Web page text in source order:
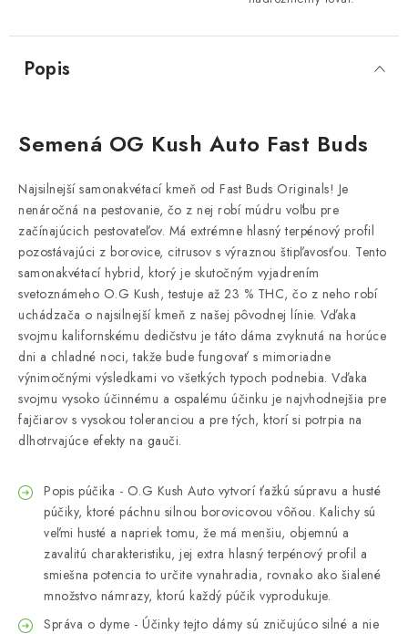
Popis
Semená OG Kush Auto Fast Buds
Najsilnejší samonakvétací kmeň od Fast Buds Originals! Je
nenáročná na pestovanie, čo z nej robí múdru voľbu pre
začínajúcich pestovateľov. Má extrémne hlasný terpénový profil
pozostávajúci z borovice, citrusov s výraznou štipľavosťou. Tento
samonakvétací hybrid, ktorý je skutočným vyjadrením
svetoznámeho O.G Kush, testuje až 23 % THC, čo z neho robí
uchádzača o najsilnejší kmeň z našej pôvodnej línie. Vďaka
svojmu kalifornskému dedičstvu je táto dáma zvyknutá na horúce
dni a chladné noci, takže bude fungovať s mimoriadne
výnimočnými výsledkami vo všetkých typoch podnebia. Vďaka
svojmu vysoko účinnému a ospalému účinku je najvhodnejšia pre
fajčiarov s vysokou toleranciou a pre tých, ktorí si potrpia na
dlhotrvajúce efekty na gauči.
Popis púčika - O.G Kush Auto vytvorí ťažkú ​​súpravu a husté
púčiky, ktoré páchnu silnou borovicovou vôňou. Kalichy sú
veľmi husté a napriek tomu, že má menšiu, objemnú a
zavalitú charakteristiku, jej extra hlasný terpénový profil a
smiešna potencia to určite vynahradia, rovnako ako šialené
množstvo námrazy, ktorú každý púčik vyprodukuje.
Správa o dyme - Účinky tejto dámy sú zničujúco silné a nie